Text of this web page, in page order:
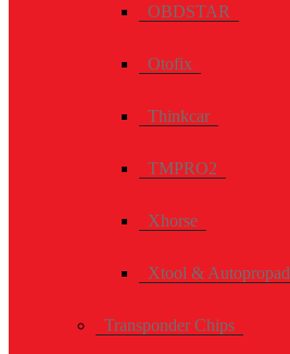
OBDSTAR
Otofix
Thinkcar
TMPRO2
Xhorse
Xtool & Autopropad
Transponder Chips